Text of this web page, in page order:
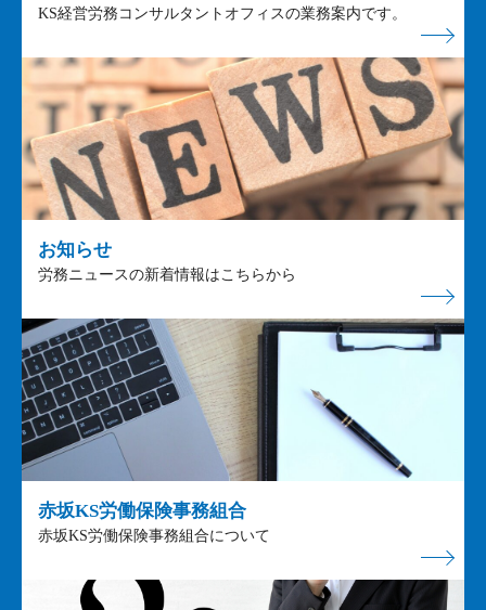
KS経営労務コンサルタントオフィスの業務案内です。
お知らせ
労務ニュースの新着情報はこちらから
赤坂KS労働保険事務組合
赤坂KS労働保険事務組合について